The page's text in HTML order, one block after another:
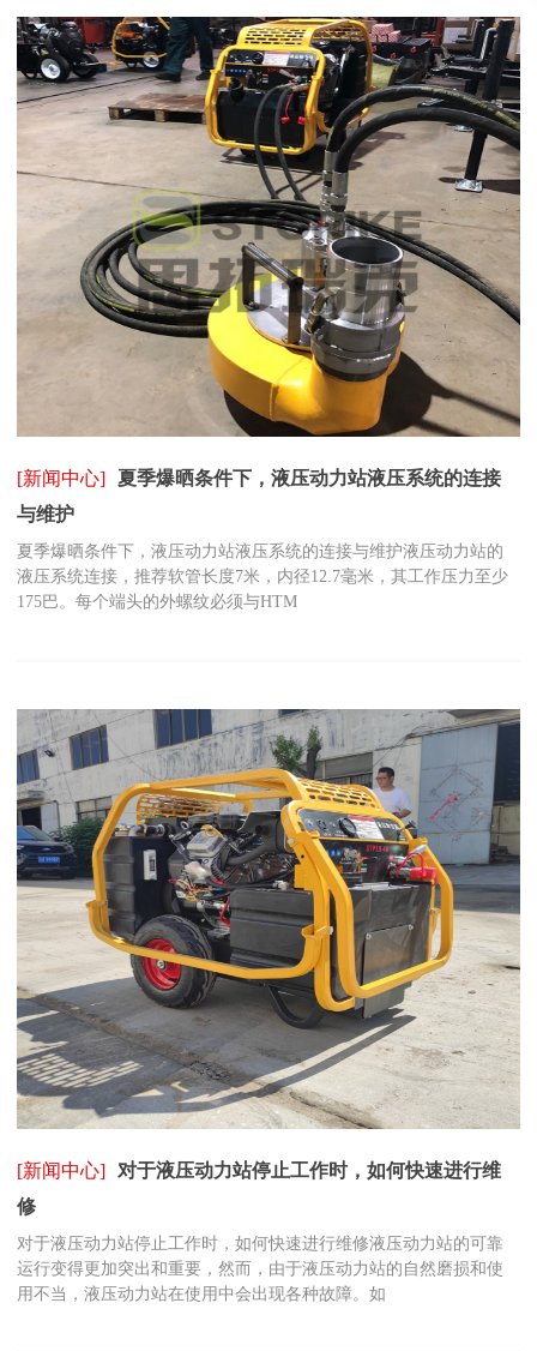
[新闻中心]
夏季爆晒条件下，液压动力站液压系统的连接
与维护
夏季爆晒条件下，液压动力站液压系统的连接与维护液压动力站的
液压系统连接，推荐软管长度7米，内径12.7毫米，其工作压力至少
175巴。每个端头的外螺纹必须与HTM
[新闻中心]
对于液压动力站停止工作时，如何快速进行维
修
对于液压动力站停止工作时，如何快速进行维修液压动力站的可靠
运行变得更加突出和重要，然而，由于液压动力站的自然磨损和使
用不当，液压动力站在使用中会出现各种故障。如